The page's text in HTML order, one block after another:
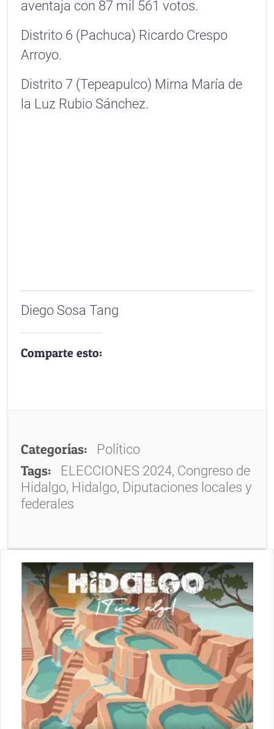
aventaja con 87 mil 561 votos.
Distrito 6 (Pachuca) Ricardo Crespo
Arroyo.
Distrito 7 (Tepeapulco) Mirna María de
la Luz Rubio Sánchez.
Diego Sosa Tang
Comparte esto:
Categorías: Político
Tags:
ELECCIONES 2024, Congreso de
Hidalgo, Hidalgo, Diputaciones locales y
federales